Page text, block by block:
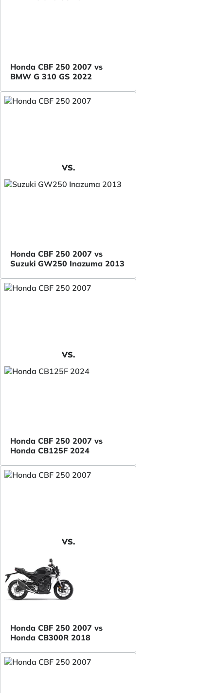
Honda CBF 250 2007 vs
BMW G 310 GS 2022
VS.
Honda CBF 250 2007 vs
Suzuki GW250 Inazuma 2013
VS.
Honda CBF 250 2007 vs
Honda CB125F 2024
VS.
Honda CBF 250 2007 vs
Honda CB300R 2018